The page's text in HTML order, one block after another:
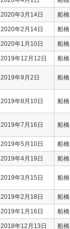
2020年3月14日 船橋
2020年2月14日 船橋
2020年1月10日 船橋
2019年12月12日 船橋
2019年9月2日 船橋
2019年8月10日 船橋
2019年7月16日 船橋
2019年5月10日 船橋
2019年4月19日 船橋
2019年3月15日 船橋
2019年2月18日 船橋
2019年1月16日 船橋
2018年12月13日 船橋